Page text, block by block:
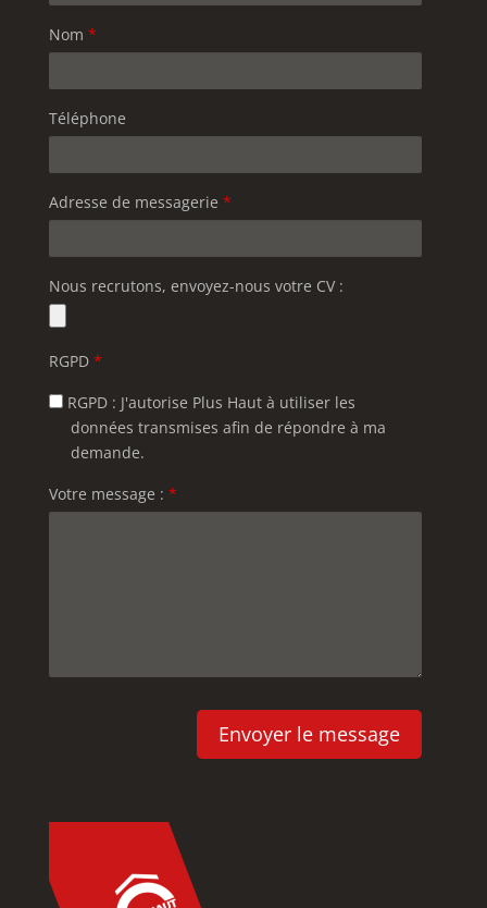
Nom *
Téléphone
Adresse de messagerie *
Nous recrutons, envoyez-nous votre CV :
RGPD *
RGPD : J'autorise Plus Haut à utiliser les
données transmises afin de répondre à ma
demande.
Votre message : *